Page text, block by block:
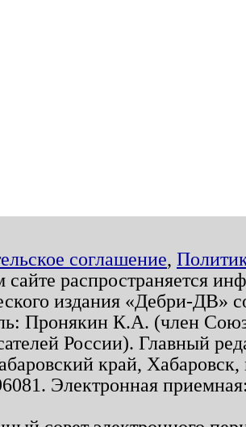
соглашение,
распространяется
издания «Дебри-ДВ»
Пронякин К.А. (член
России). Главный
край,
Электронная